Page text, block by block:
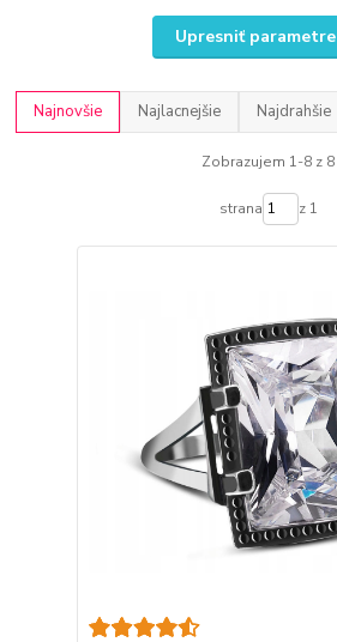
Upresniť parametre
Najnovšie Najlacnejšie Najdrahšie
Zobrazujem 1-8 z 8
strana z 1